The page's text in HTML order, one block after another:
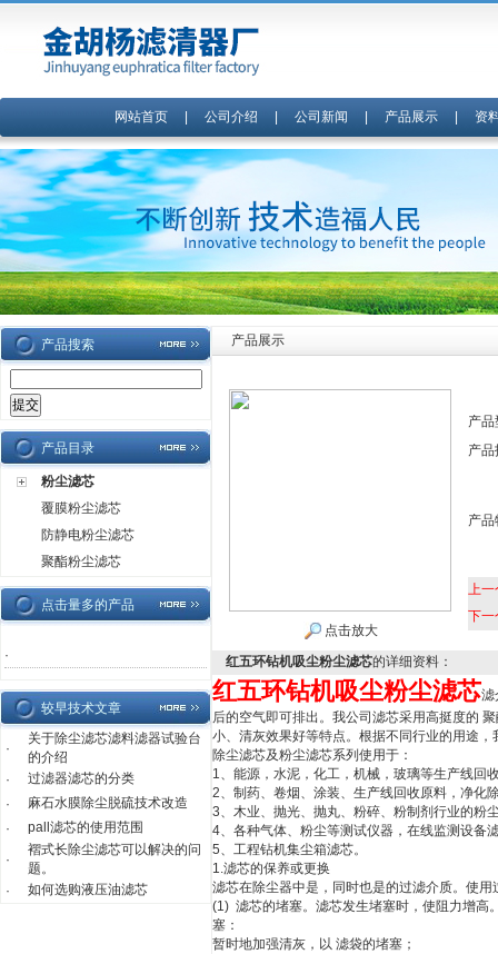
网站首页| 公司介绍 公司新闻 产品展示| 资
产品搜索
产品目录
粉尘滤芯
覆膜粉尘滤芯
防静电粉尘滤芯
聚酯粉尘滤芯
点击量多的产品
·
较早技术文章
·
关于除尘滤芯滤料滤器试验台
的介绍
·
过滤器滤芯的分类
·
麻石水膜除尘脱硫技术改造
·
pall滤芯的使用范围
·
褶式长除尘滤芯可以解决的问
题。
·
如何选购液压油滤芯
产品展示
点击放大
产品
产品
产品
上一
下一
红五环钻机吸尘粉尘滤芯的详细资料：
红五环钻机吸尘粉尘滤芯滤
后的空气即可排出。我公司滤芯采用高挺度的
小、清灰效果好等特点。根据不同行业的用途
除尘滤芯及粉尘滤芯系列使用于：
1、能源，水泥，化工，机械，玻璃等生产线回
2、制药、卷烟、涂装、生产线回收原料，净化
3、木业、抛光、抛丸、粉碎、粉制剂行业的粉
4、各种气体、粉尘等测试仪器，在线监测设备
5、工程钻机集尘箱滤芯。
1.滤芯的保养或更换
滤芯在除尘器中是，同时也是的过滤介质。使
(1) 滤芯的堵塞。滤芯发生堵塞时，使阻力增高
塞：
暂时地加强清灰，以 滤袋的堵塞；